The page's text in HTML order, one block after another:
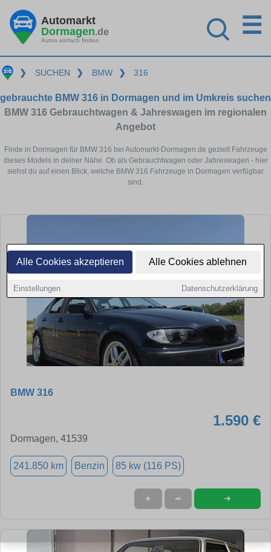
Alle Cookies akzeptieren Alle Cookies ablehnen
Einstellungen Datenschutzerklärung
Automarkt
Dormagen.de
Autos einfach finden
☰
❯ SUCHEN ❯ BMW ❯ 316
gebrauchte BMW 316 in Dormagen und im Umkreis suchen
BMW 316 Gebrauchtwagen & Jahreswagen im regionalen
Angebot
Finde in Dormagen für BMW 316 bei Automarkt-Dormagen.de gezielt Fahrzeuge
dieses Models in deiner Nähe. Ob als Gebrauchtwagen oder Jahreswagen - hier
siehst du auf einen Blick, welche BMW 316 Fahrzeuge in Dormagen verfügbar
sind.
BMW 316
1.590 €
Dormagen, 41539
241.850 km Benzin 85 kw (116 PS)
★ ➦ ➜